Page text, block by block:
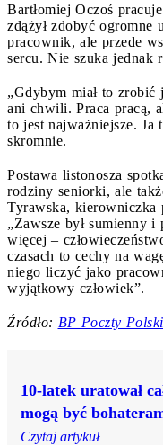
Bartłomiej Oczoś
zdążył zdobyć
pracownik, ale przede
sercu. Nie szuka jednak
„Gdybym miał to zrobić
ani chwili. Praca pracą,
to jest najważniejsze. Ja
skromnie.
Postawa listonosza
rodziny seniorki, ale
Tyrawska,
„Zawsze był sumienny i
więcej –
czasach to cechy na
niego liczyć jako
wyjątkowy człowiek”.
Źródło: BP Poczty
10-latek uratował
mogą być
Czytaj artykuł